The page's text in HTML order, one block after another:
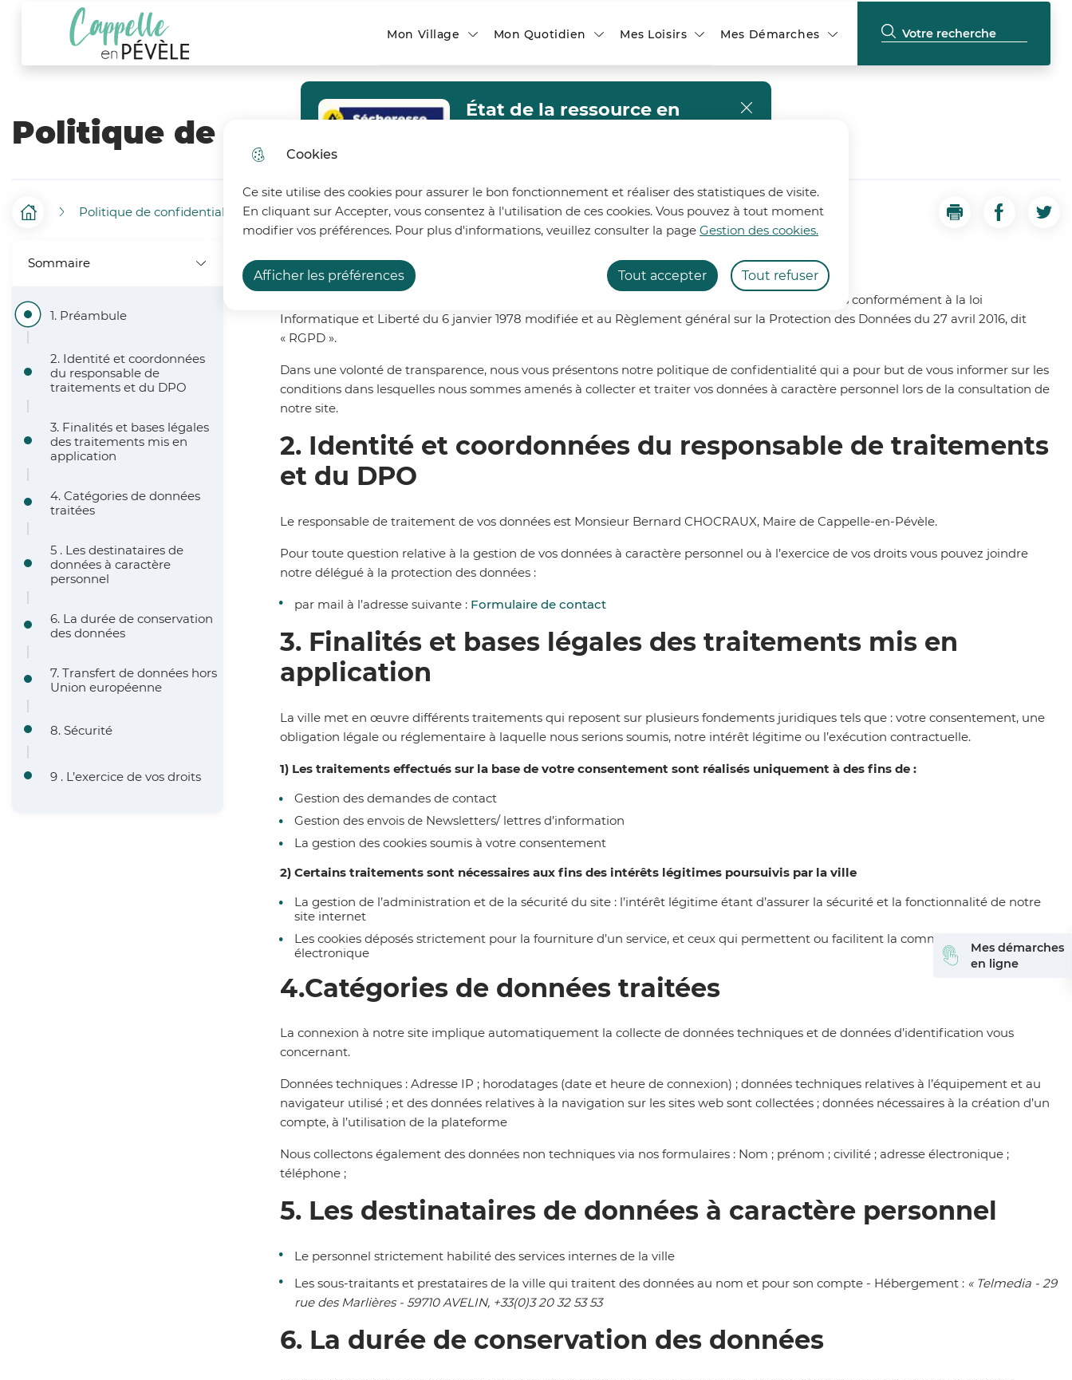
Cookies
Ce site utilise des cookies pour assurer le bon fonctionnement et réaliser des statistiques de visite.
En cliquant sur Accepter, vous consentez à l'utilisation de ces cookies. Vous pouvez à tout moment
modifier vos préférences. Pour plus d'informations, veuillez consulter la page Gestion des cookies.
Afficher les préférences Tout accepter Tout refuser
Aller au menu Aller à la recherche Aller au contenu principal Consulter le plan du site
fermer l'alerte
État de la ressource en
en alerte et 2 bassins demeurent en
Ville de Cappelle-en-Pévèle
v
g
Mon Village Mon Quotidien Mes Loisirs Mes Démarches
Politique de confidentialité
F
d
A
a
n
e
Accueil Politique de confidentialité ImprimerPartager la
Sommaire
1. Préambule
2. Identité et coordonnées
du responsable de
traitements et du DPO
3. Finalités et bases légales
des traitements mis en
application
4. Catégories de données
traitées
5 . Les destinataires de
données à caractère
personnel
6. La durée de conservation
des données
7. Transfert de données hors
Union européenne
8. Sécurité
9 . L’exercice de vos droits
1. Préambule
sont traitées conformément à la loi
Informatique et Liberté du 6 janvier 1978 modifiée et au Règlement général sur la Protection des Données du 27 avril 2016, dit
« RGPD ».
Dans une volonté de transparence, nous vous présentons notre politique de confidentialité qui a pour but de vous informer sur les
conditions dans lesquelles nous sommes amenés à collecter et traiter vos données à caractère personnel lors de la consultation de
notre site.
2. Identité et coordonnées du responsable de traitements
et du DPO
Le responsable de traitement de vos données est Monsieur Bernard CHOCRAUX, Maire de Cappelle-en-Pévèle.
Pour toute question relative à la gestion de vos données à caractère personnel ou à l’exercice de vos droits vous pouvez joindre
notre délégué à la protection des données :
par mail à l’adresse suivante : Formulaire de contact
3. Finalités et bases légales des traitements mis en
application
La ville met en œuvre différents traitements qui reposent sur plusieurs fondements juridiques tels que : votre consentement, une
obligation légale ou réglementaire à laquelle nous serions soumis, notre intérêt légitime ou l’exécution contractuelle.
1) Les traitements effectués sur la base de votre consentement sont réalisés uniquement à des fins de :
Gestion des demandes de contact
Gestion des envois de Newsletters/ lettres d’information
L a gestion des cookies soumis à votre consentement
2) Certains traitements sont nécessaires aux fins des intérêts légitimes poursuivis par la ville
La gestion de l’administration et de la sécurité du site : l’intérêt légitime étant d’assurer la sécurité et la fonctionnalité de notre
site internet
Les cookies déposés strictement pour la fourniture d’un service, et ceux qui permettent ou facilitent la communication par voie
électronique
4.Catégories de données traitées
La connexion à notre site implique automatiquement la collecte de données techniques et de données d’identification vous
concernant.
Données techniques : Adresse IP ; horodatages (date et heure de connexion) ; données techniques relatives à l’équipement et au
navigateur utilisé ; et des données relatives à la navigation sur les sites web sont collectées ; données nécessaires à la création d’un
compte, à l’utilisation de la plateforme
Nous collectons également des données non techniques via nos formulaires : Nom ; prénom ; civilité ; adresse électronique ;
téléphone ;
5. Les destinataires de données à caractère personnel
Le personnel strictement habilité des services internes de la ville
Les sous-traitants et prestataires de la ville qui traitent des données au nom et pour son compte - Hébergement : « Telmedia - 29
rue des Marlières - 59710 AVELIN, +33(0)3 20 32 53 53
6. La durée de conservation des données
Mes démarches
en ligne